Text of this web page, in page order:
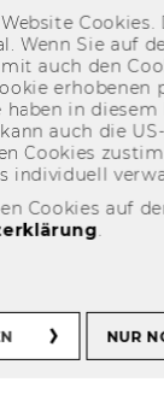
Wenn Sie auf
auch den
haben in
auch die
Coo­kies
in­di­vi­du­ell
Cookies auf
NUR